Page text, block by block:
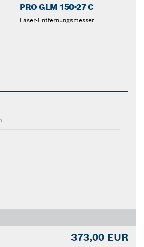
PRO GLM 150-27 C
Laser-Entfernungsmesser
373,00 EUR